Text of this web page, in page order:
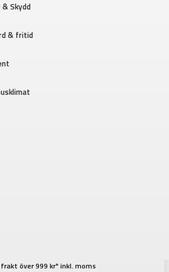
Skydd
& fritid
över 999 kr* inkl. moms